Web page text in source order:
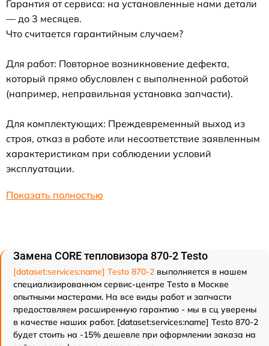
Гарантия от сервиса: на установленные нами детали
— до 3 месяцев.
Что считается гарантийным случаем?
Для работ: Повторное возникновение дефекта,
который прямо обусловлен с выполненной работой
(например, неправильная установка запчасти).
Для комплектующих: Преждевременный выход из
строя, отказ в работе или несоответствие заявленным
характеристикам при соблюдении условий
эксплуатации.
Показать полностью
Замена CORE тепловизора 870-2 Testo
[dataset:services:name] Testo 870-2 выполняется в нашем
специализированном сервис-центре Testo в Москве
опытными мастерами. На все виды работ и запчасти
предоставляем расширенную гарантию - мы в сц уверены
в качестве наших работ. [dataset:services:name] Testo 870-2
будет стоить на -15% дешевле при оформлении заказа на